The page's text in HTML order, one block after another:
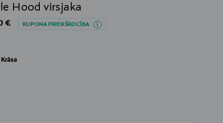
Hood virsjaka
Price
€ KUPONA PRIEKŠROCĪBA
Krāsa